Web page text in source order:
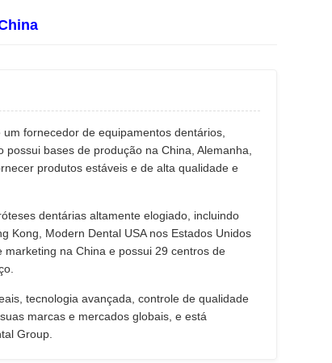
fornecedor de equipamentos dentários,
bases de produção na China, Alemanha,
produtos estáveis e de alta qualidade e
dentárias altamente elogiado, incluindo
Kong, Modern Dental USA nos Estados Unidos
na China e possui 29 centros de
tecnologia avançada, controle de qualidade
marcas e mercados globais, e está
Group.